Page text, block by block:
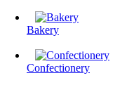
Bakery
Confectionery